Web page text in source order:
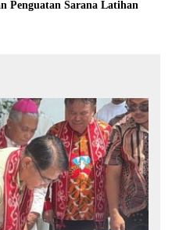
Penguatan Sarana Latihan